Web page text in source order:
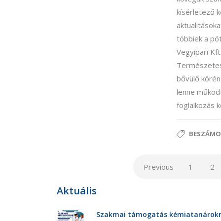
kísérletező
többiek a
Vegyipari
bővülő
lenne
foglalkozás
Previous 1 2
Aktuális
Szakmai támogatás